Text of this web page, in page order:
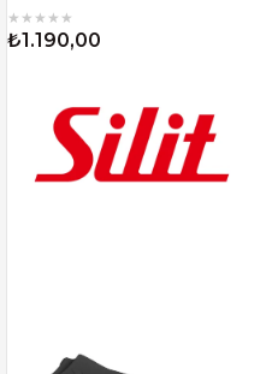
★ ★ ★ ★ ★
₺1.190,00